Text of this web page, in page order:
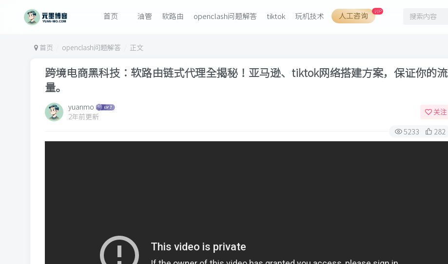
首页 油管 软路由 openclash问题解答 tiktok 玩机技术 人工咨询
VIP
首页 openclash问题解答 正文
跨境电商黑科技：软路由链式代理全揭秘！亚马逊、tiktok网络搭建方案，保证你的流
量。
yuanmo
2年前更新
关注
5233 282